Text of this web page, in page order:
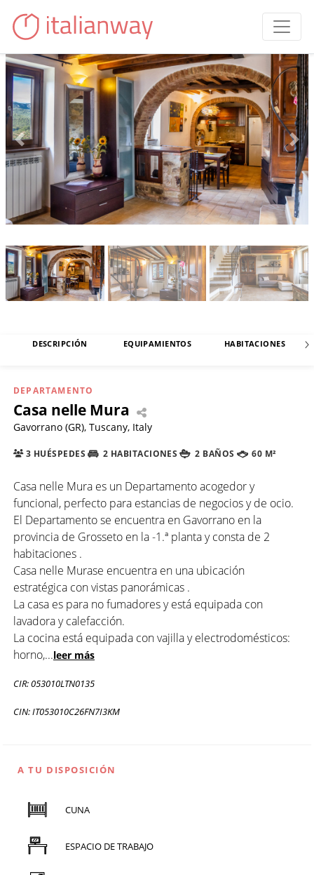
DESCRIPCIÓN EQUIPAMIENTOS HABITACIONES
DEPARTAMENTO
Casa nelle Mura
Gavorrano (GR), Tuscany, Italy
3 HUÉSPEDES 2 HABITACIONES 2 BAÑOS 60 M²
Casa nelle Mura es un Departamento acogedor y
funcional, perfecto para estancias de negocios y de ocio.
El Departamento se encuentra en Gavorrano en la
provincia de Grosseto en la -1.ª planta y consta de 2
habitaciones .
Casa nelle Murase encuentra en una ubicación
estratégica con vistas panorámicas .
La casa es para no fumadores y está equipada con
lavadora y calefacción.
La cocina está equipada con vajilla y electrodomésticos:
horno,...leer más
CIR: 053010LTN0135
CIN: IT053010C26FN7I3KM
A TU DISPOSICIÓN
CUNA
ESPACIO DE TRABAJO